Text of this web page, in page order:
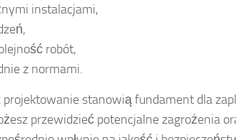
instalacjami,
robót,
z normami.
projektowanie stanowią fundament dla
przewidzieć potencjalne zagrożenia